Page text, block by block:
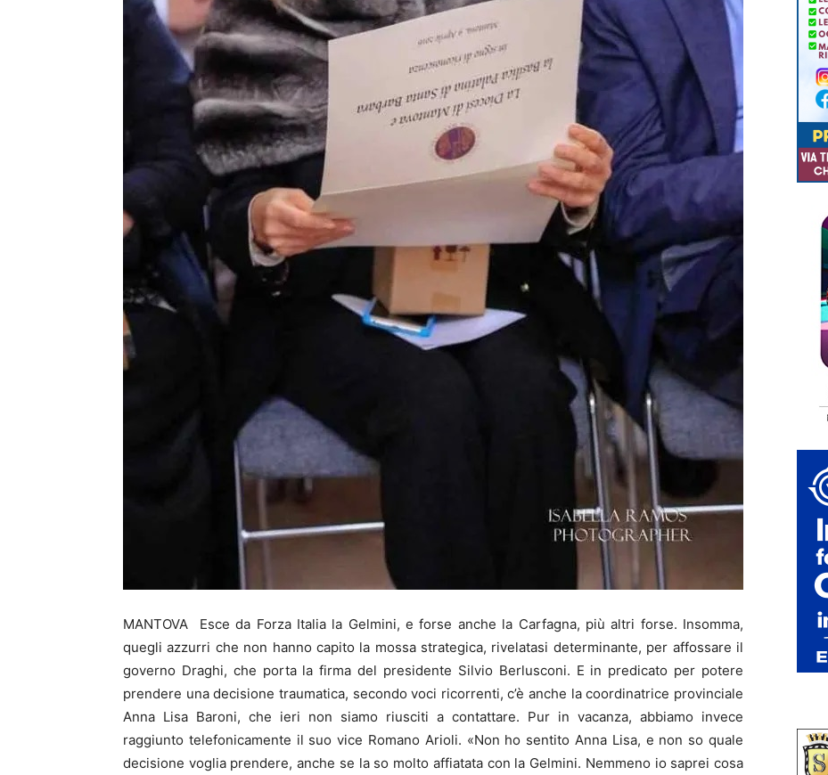
MANTOVA Esce da Forza Italia la Gelmini, e forse anche la Carfagna, più altri forse. Insomma,
quegli azzurri che non hanno capito la mossa strategica, rivelatasi determinante, per affossare il
governo Draghi, che porta la firma del presidente Silvio Berlusconi. E in predicato per potere
prendere una decisione traumatica, secondo voci ricorrenti, c’è anche la coordinatrice provinciale
Anna Lisa Baroni, che ieri non siamo riusciti a contattare. Pur in vacanza, abbiamo invece
raggiunto telefonicamente il suo vice Romano Arioli. «Non ho sentito Anna Lisa, e non so quale
decisione voglia prendere, anche se la so molto affiatata con la Gelmini. Nemmeno io saprei cosa